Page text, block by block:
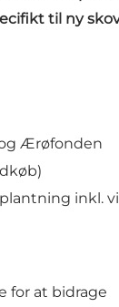
til ny
Ærøfonden
inkl.
for at bidrage